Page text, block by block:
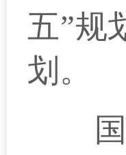
五”规
划。
国家